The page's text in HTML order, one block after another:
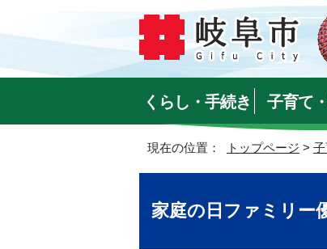
くらし・手続き 子育て
現在の位置： トップページ >
家庭の日ファミリー